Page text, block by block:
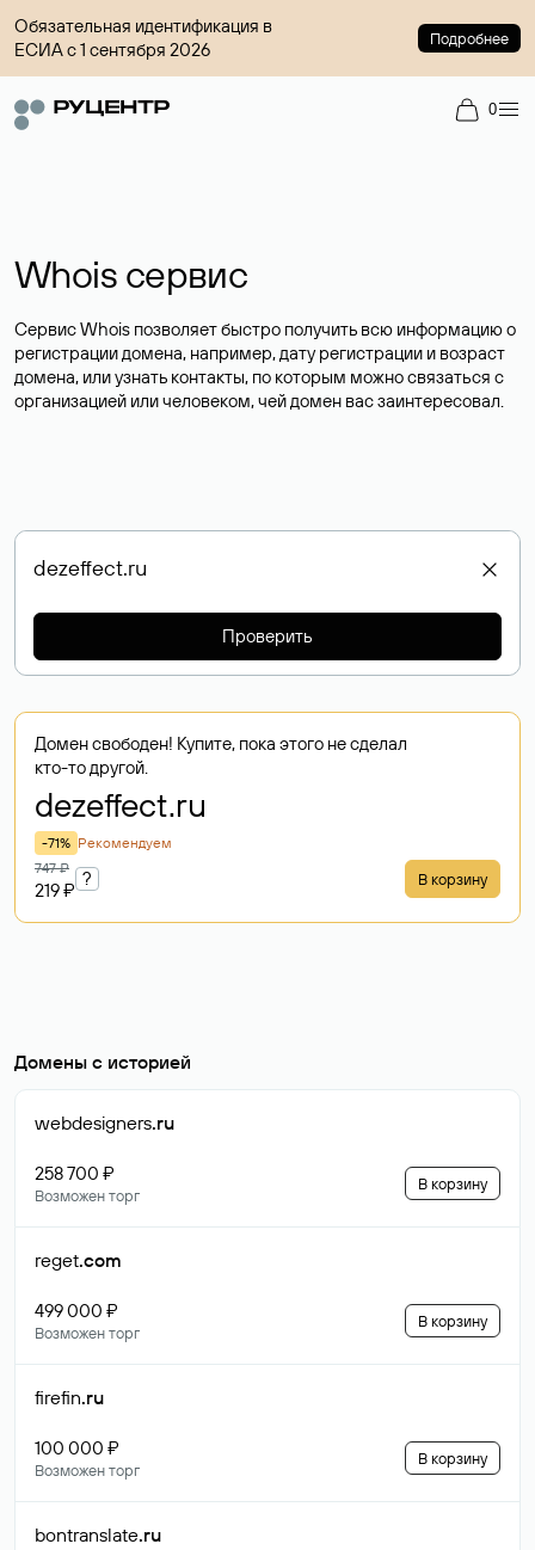
Обязательная идентификация в
ЕСИА с 1 сентября 2026
Подробнее
0
Whois сервис
Сервис Whois позволяет быстро получить всю информацию о
регистрации домена, например, дату регистрации и возраст
домена, или узнать контакты, по которым можно связаться с
организацией или человеком, чей домен вас заинтересовал.
Проверить
Домен свободен! Купите, пока этого не сделал
кто-то другой.
dezeffect.ru
-71% Рекомендуем
747 ₽
219 ₽
? В корзину
Домены с историей
webdesigners.ru
258 700 ₽
Возможен торг
В корзину
reget.com
499 000 ₽
Возможен торг
В корзину
firefin.ru
100 000 ₽
Возможен торг
В корзину
bontranslate.ru